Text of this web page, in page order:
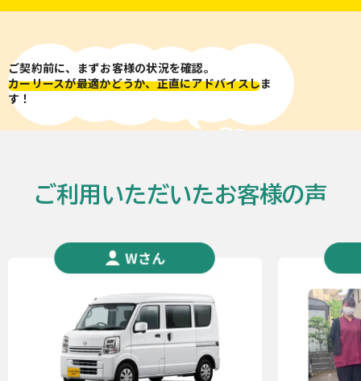
ご契約前に、まずお客様の状況を確認。
カーリースが最適かどうか、正直にアドバイスしま
す！
ご利用いただいたお客様の声